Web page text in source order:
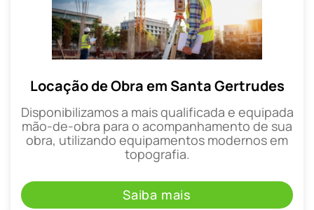
Locação de Obra em Santa Gertrudes
Disponibilizamos a mais qualificada e equipada
mão-de-obra para o acompanhamento de sua
obra, utilizando equipamentos modernos em
topografia.
Saiba mais